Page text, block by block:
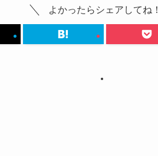
よかったらシェアしてね！